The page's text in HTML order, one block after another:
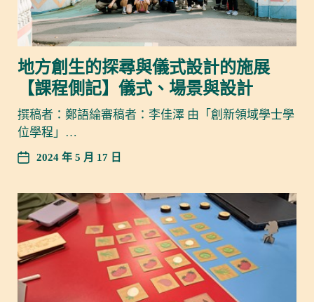
地方創生的探尋與儀式設計的施展
【課程側記】儀式、場景與設計
撰稿者：鄭語綸審稿者：李佳澤 由「創新領域學士學
位學程」…
2024 年 5 月 17 日